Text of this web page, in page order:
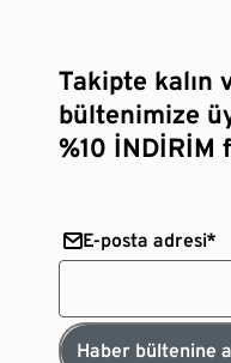
Takipte kalın
bültenimize
%10 İNDİRİM
E-posta adresi*
Haber bültenine